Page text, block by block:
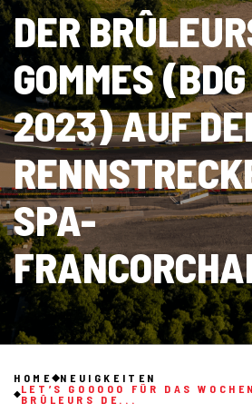
DER
GOMMES
2023) AUF
SPA-
HOME
NEUIGKEITEN
LET’S GOOOOO FÜR DAS
BRÛLEURS DE...